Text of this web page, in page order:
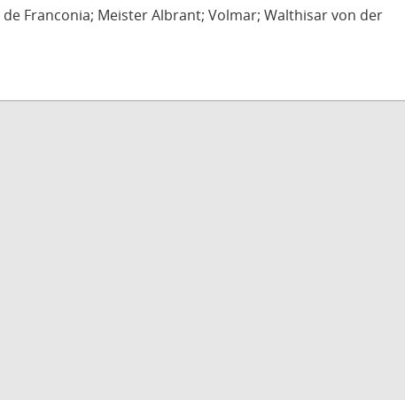
Franconia; Meister Albrant; Volmar; Walthisar von der